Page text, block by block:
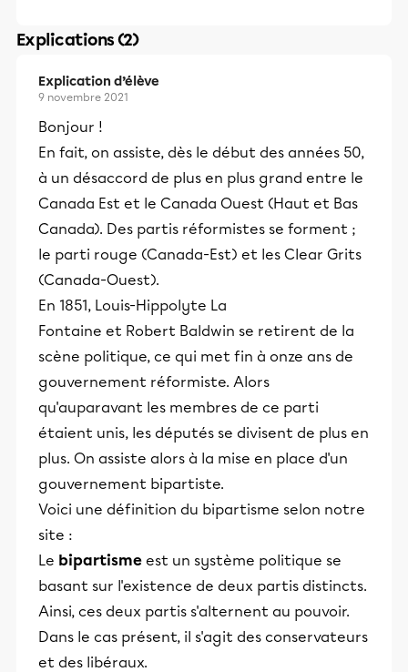
Explications (2)
Explication d’élève
9 novembre 2021
Bonjour !
En fait, on assiste, dès le début des années 50,
à un désaccord de plus en plus grand entre le
Canada Est et le Canada Ouest (Haut et Bas
Canada). Des partis réformistes se forment ;
le parti rouge (Canada-Est) et les Clear Grits
(Canada-Ouest).
En 1851, Louis-Hippolyte La
Fontaine et Robert Baldwin se retirent de la
scène politique, ce qui met fin à onze ans de
gouvernement réformiste. Alors
qu'auparavant les membres de ce parti
étaient unis, les députés se divisent de plus en
plus. On assiste alors à la mise en place d'un
gouvernement bipartiste.
Voici une définition du bipartisme selon notre
site :
Le bipartisme est un système politique se
basant sur l'existence de deux partis distincts.
Ainsi, ces deux partis s'alternent au pouvoir.
Dans le cas présent, il s'agit des conservateurs
et des libéraux.